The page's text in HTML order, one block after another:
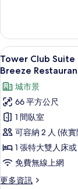
Breeze
Restaurant
above
the
Bangkok
Skyline
的
所
有
相
City
View
with
Dinner
per
stay
at
Breeze
Restaurant
the
Bangkok
的
顯
示
Tower
Club
Suite
City
View
with
Dinner
once
10
Tower Club
Breeze
城市景
66 平方公尺
1 間臥室
可容納 2 人 (依
1 張特大雙人床
免費無線上網
更多資訊
更